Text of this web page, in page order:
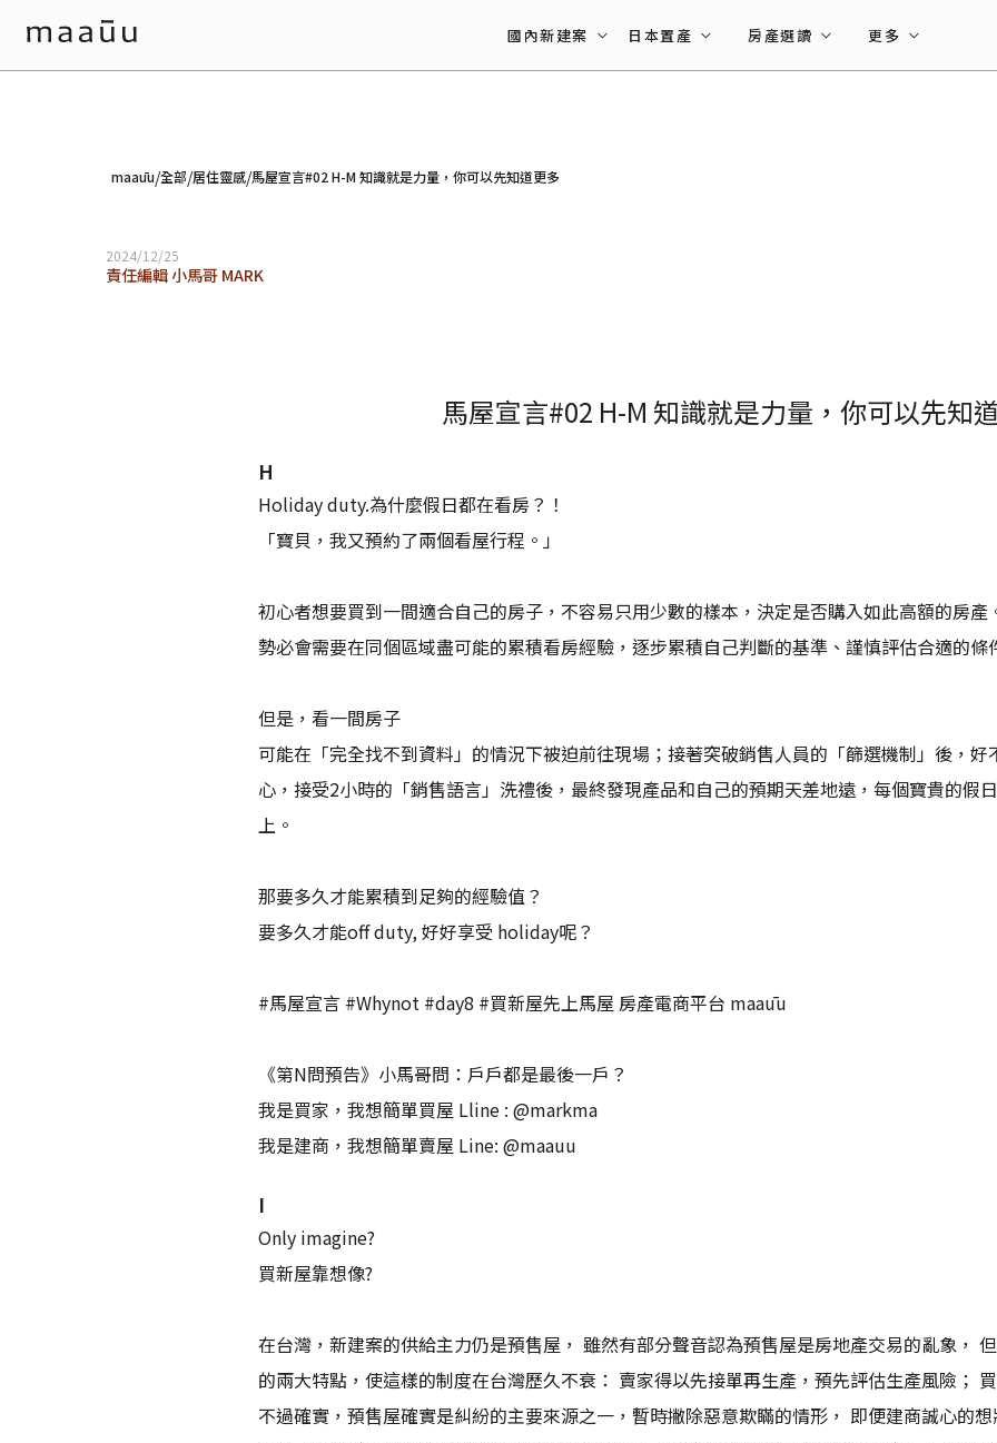
國內新建案 日本置產 房產選讀 更多
maaūu/全部/居住靈感/馬屋宣言#02 H-M 知識就是力量，你可以先知道更多
2024/12/25
責任編輯 小馬哥 MARK
馬屋宣言#02 H-M 知識就是力量，你可以先知
H
Holiday duty.為什麼假日都在看房？！
「寶貝，我又預約了兩個看屋行程。」
初心者想要買到一間適合自己的房子，不容易只用少數的樣本，決定是否購入如此高額的房產
勢必會需要在同個區域盡可能的累積看房經驗，逐步累積自己判斷的基準、謹慎評估合適的條
但是，看一間房子
可能在「完全找不到資料」的情況下被迫前往現場；接著突破銷售人員的「篩選機制」後，
心，接受2小時的「銷售語言」洗禮後，最終發現產品和自己的預期天差地遠，每個寶貴的假
上。
那要多久才能累積到足夠的經驗值？
要多久才能off duty, 好好享受 holiday呢？
#馬屋宣言 #Whynot #day8 #買新屋先上馬屋 房產電商平台 maaūu
《第N問預告》小馬哥問：戶戶都是最後一戶？
我是買家，我想簡單買屋 Lline : @markma
我是建商，我想簡單賣屋 Line: @maauu
I
Only imagine?
買新屋靠想像?
在台灣，新建案的供給主力仍是預售屋， 雖然有部分聲音認為預售屋是房地產交易的亂象，
的兩大特點，使這樣的制度在台灣歷久不衰： 賣家得以先接單再生產，預先評估生產風險；
不過確實，預售屋確實是糾紛的主要來源之一，暫時撇除惡意欺瞞的情形， 即便建商誠心的